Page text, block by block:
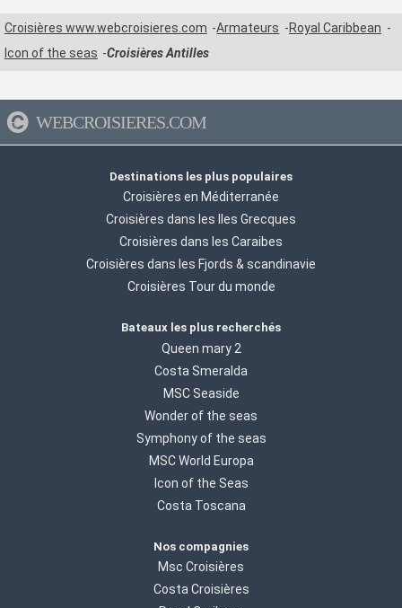
Croisières www.webcroisieres.com Armateurs
Royal Caribbean
Icon of the seas
Croisières Antilles
WEBCROISIERES.COM
Destinations les plus populaires
Croisières en Méditerranée
Croisières dans les Iles Grecques
Croisières dans les Caraibes
Croisières dans les Fjords & scandinavie
Croisières Tour du monde
Bateaux les plus recherchés
Queen mary 2
Costa Smeralda
MSC Seaside
Wonder of the seas
Symphony of the seas
MSC World Europa
Icon of the Seas
Costa Toscana
Nos compagnies
Msc Croisières
Costa Croisières